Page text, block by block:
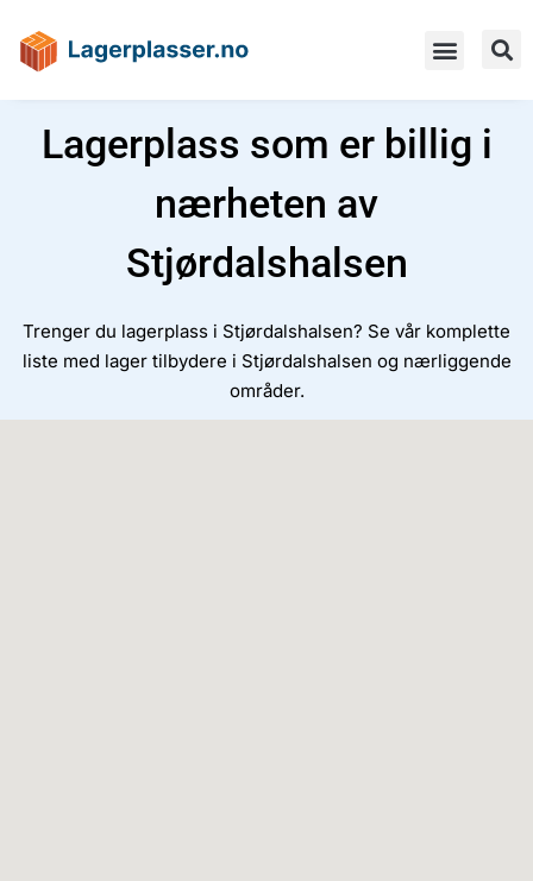
Lagerplass som er billig i
nærheten av
Stjørdalshalsen
Trenger du lagerplass i Stjørdalshalsen? Se vår komplette
liste med lager tilbydere i Stjørdalshalsen og nærliggende
områder.